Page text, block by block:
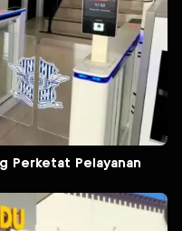
Perketat Pelayanan